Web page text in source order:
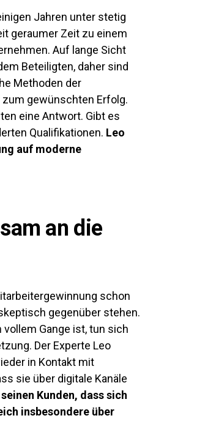
Jahren unter stetig
geraumer Zeit zu einem
Auf lange Sicht
Beteiligten, daher sind
Methoden der
gewünschten Erfolg.
eine Antwort. Gibt es
Qualifikationen. Leo
auf moderne
an die
schon
gegenüber stehen.
Gange ist, tun sich
Der Experte Leo
in Kontakt mit
sie über digitale Kanäle
Kunden, dass sich
insbesondere über